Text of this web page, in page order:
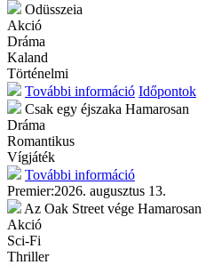
Odüsszeia
Akció
Dráma
Kaland
Történelmi
További információ Időpontok
Csak egy éjszaka Hamarosan
Dráma
Romantikus
Vígjáték
További információ
Premier:2026. augusztus 13.
Az Oak Street vége Hamarosan
Akció
Sci-Fi
Thriller